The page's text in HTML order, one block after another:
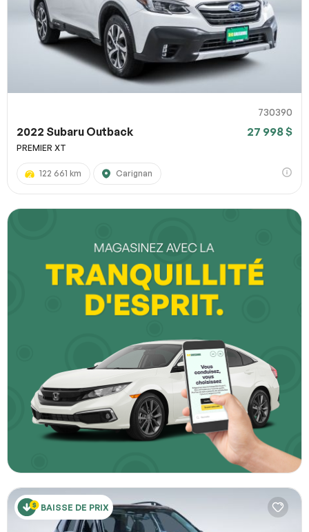
730390
2022 Subaru Outback 27 998 $
PREMIER XT
122 661 km Carignan
BAISSE DE PRIX